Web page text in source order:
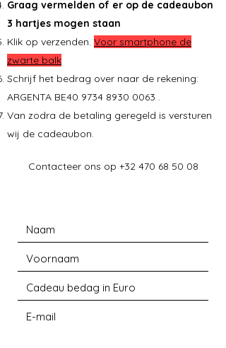
Graag vermelden of er op de cadeaubon
3 hartjes mogen staan
Klik op verzenden. Voor smartphone de
zwarte balk
Schrijf het bedrag over naar de rekening:
ARGENTA BE40 9734 8930 0063 .
Van zodra de betaling geregeld is versturen
wij de cadeaubon.
Contacteer ons op +32 470 68 50 08